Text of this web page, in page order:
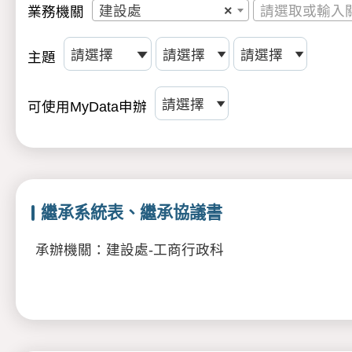
業務機關 ×
建設處 請選取或輸入
主題
可使用MyData申辦
繼承系統表、繼承協議書
承辦機關：建設處-工商行政科